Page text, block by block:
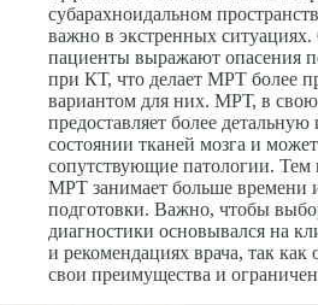
субарахноидальном
важно в экстренных
пациенты выражают опасения
при КТ, что делает МРТ более
вариантом для них. МРТ, в свою
предоставляет более
состоянии тканей мозга и
сопутствующие патологии. Тем
МРТ занимает больше времени
подготовки. Важно, чтобы
диагностики основывался на
и рекомендациях врача, так
свои преимущества и